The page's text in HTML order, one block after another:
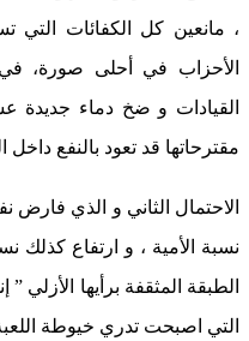
، مانعين كل الكفائات التي
الأحزاب في أحلى صورة،
القيادات و ضخ دماء جديدة
مقترحاتها قد تعود بالنفع داخل
الاحتمال الثاني و الذي فارض
نسبة الأمية ، و ارتفاع كذلك
الطبقة المثقفة برأيها الأزلي
التي اصبحت تدري خيوطة